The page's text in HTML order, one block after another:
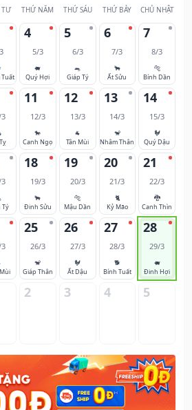
TƯ THỨ NĂM THỨ SÁU THỨ BẢY CHỦ NHẬT
4
5/3
🐖
Quý Hợi
5
6/3
🐀
Giáp Tý
6
7/3
🐂
Ất Sửu
7
8/3
🐅
Bính Dần
11
12/3
🐎
Canh Ngọ
12
13/3
🐐
Tân Mùi
13
14/3
🐒
Nhâm Thân
14
15/3
🐓
Quý Dậu
Tý
18
19/3
🐂
Đinh Sửu
19
20/3
🐅
Mậu Dần
20
21/3
🐈
Kỷ Mão
21
22/3
🐉
Canh Thìn
25
26/3
🐒
Giáp Thân
26
27/3
🐓
Ất Dậu
27
28/3
🐕
Bính Tuất
28
29/3
🐖
Đinh Hợi
2 3 4 5